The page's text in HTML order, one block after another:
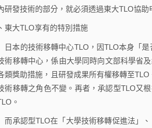
研發技術的部分，就必須透過東大TLO協
東大TLO享有的特別措施
本的技術移轉中心TLO，因TLO本身「是
術移轉中心，係由大學同時向文部科學省
類獎助措施，且研發成果所有權移轉至
術移轉之角色不變。再者，承認型TLO又
。
承認型TLO在「大學技術移轉促進法」、